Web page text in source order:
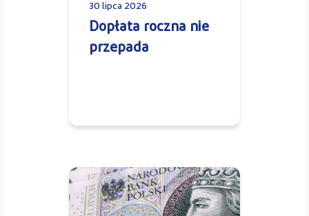
30 lipca 2026
Dopłata roczna nie
przepada